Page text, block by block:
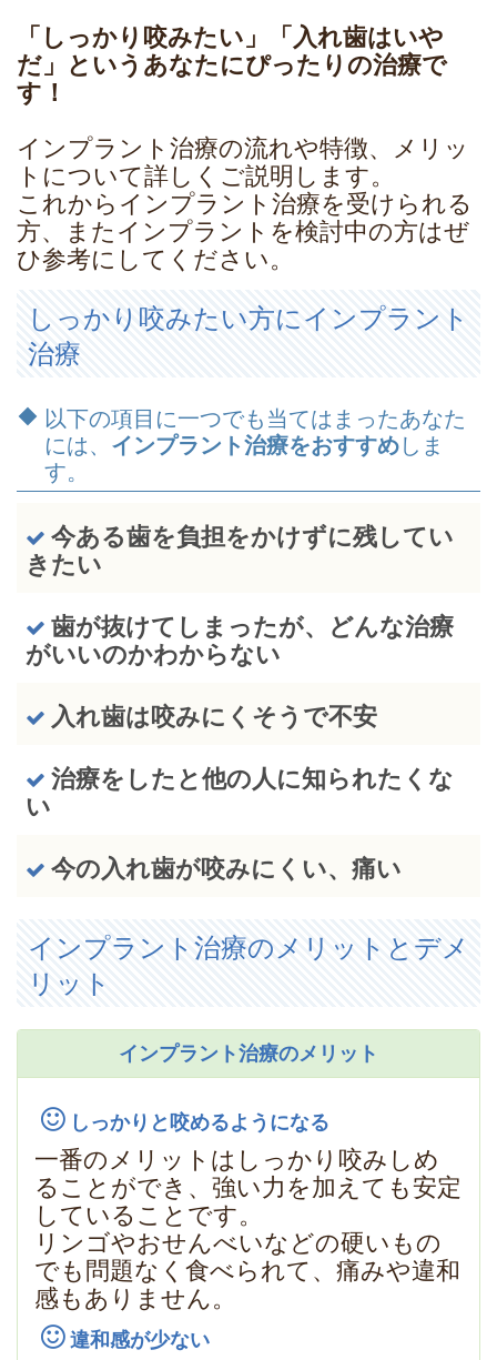
「しっかり咬みたい」「入れ歯はいや
だ」というあなたにぴったりの治療で
す！
インプラント治療の流れや特徴、メリッ
トについて詳しくご説明します。
これからインプラント治療を受けられる
方、またインプラントを検討中の方はぜ
ひ参考にしてください。
しっかり咬みたい方にインプラント
治療
以下の項目に一つでも当てはまったあなた
には、 インプラント治療をおすすめしま
す。
今ある歯を負担をかけずに残してい
きたい
歯が抜けてしまったが、どんな治療
がいいのかわからない
入れ歯は咬みにくそうで不安
治療をしたと他の人に知られたくな
い
今の入れ歯が咬みにくい、痛い
インプラント治療のメリットとデメ
リット
インプラント治療のメリット
しっかりと咬めるようになる
一番のメリットはしっかり咬みしめ
ることができ、強い力を加えても安定
していることです。
リンゴやおせんべいなどの硬いもの
でも問題なく食べられて、痛みや違和
感もありません。
違和感が少ない